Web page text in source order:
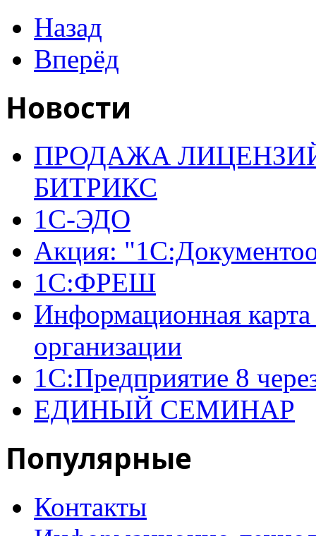
Назад
Вперёд
Новости
ПРОДАЖА
БИТРИКС
1С-ЭДО
Акция:
1С:ФРЕШ
Информационная
организации
1С:Предприятие 8
ЕДИНЫЙ СЕМИНАР
Популярные
Контакты